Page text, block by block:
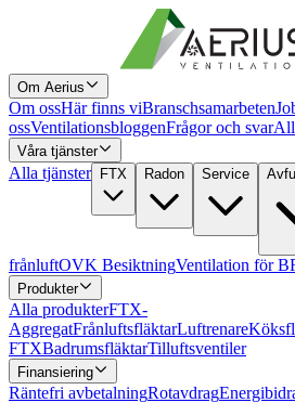
Om Aerius
Om ossHär finns viBranschsamarbeten
ossVentilationsbloggenFrågor och svar
Våra tjänster
Alla tjänster FTX Radon Service
frånluftOVK BesiktningVentilation för
Produkter
Alla produkterFTX-
AggregatFrånluftsfläktarLuftrenare
FTXBadrumsfläktarTilluftsventiler
Finansiering
Räntefri avbetalningRotavdrag